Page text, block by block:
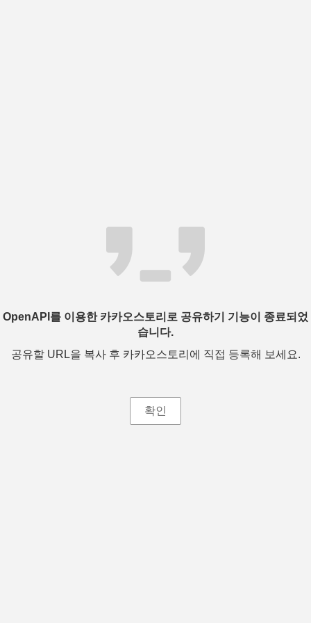
OpenAPI를 이용한 카카오스토리로 공유하기 기능이 종료되었
습니다.
공유할 URL을 복사 후 카카오스토리에 직접 등록해 보세요.
확인